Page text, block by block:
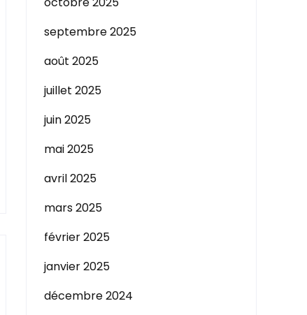
septembre 2025
août 2025
juillet 2025
juin 2025
mai 2025
avril 2025
mars 2025
février 2025
janvier 2025
décembre 2024